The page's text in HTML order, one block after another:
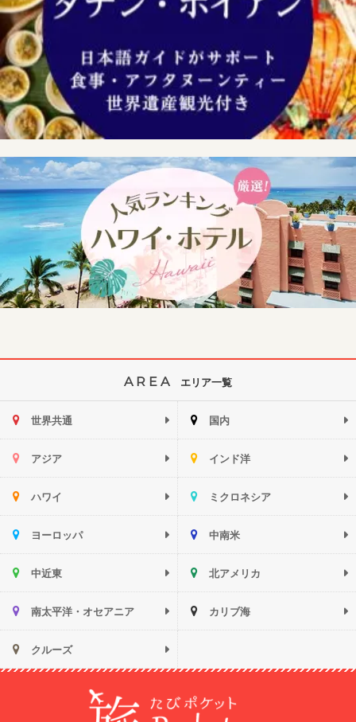
AREA エリア一覧
世界共通 国内
アジア インド洋
ハワイ ミクロネシア
ヨーロッパ 中南米
中近東 北アメリカ
南太平洋・オセアニア カリブ海
クルーズ